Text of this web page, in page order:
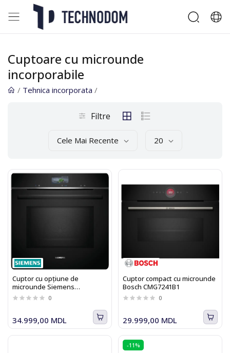
Cuptoare cu microunde
incorporabile
/ Tehnica incorporata /
Filtre
Cele Mai Recente 20
Cuptor cu opțiune de
microunde Siemens
HM736GAB1 iQ700
0
34.999,00 MDL
Cuptor compact cu microunde
Bosch CMG7241B1
0
29.999,00 MDL
-11%